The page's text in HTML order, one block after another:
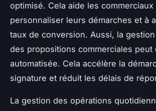
optimisé. Cela aide les commerciaux
personnaliser leurs démarches et à
taux de conversion. Aussi, la
des propositions commerciales peut
automatisée. Cela accélère la
signature et réduit les délais de
La gestion des opérations